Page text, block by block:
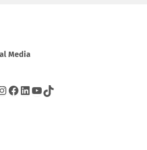
Media
Facebook
LinkedIn
YouTube
TikTok